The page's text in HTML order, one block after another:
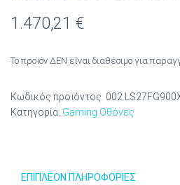
1.470,21 €
Το προϊόν ΔΕΝ είναι διαθέσιμο για
Κωδικός προϊόντος:
Κατηγορία: Gaming Οθόνες
ΕΠΙΠΛΈΟΝ ΠΛΗΡΟΦΟΡΊΕΣ